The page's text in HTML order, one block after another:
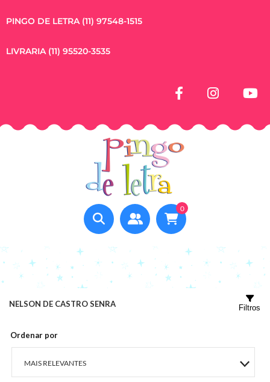
PINGO DE LETRA (11) 97548-1515
LIVRARIA (11) 95520-3535
0
NELSON DE CASTRO SENRA
Ordenar por
MAIS RELEVANTES
Filtros